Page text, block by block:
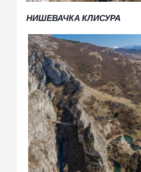
НИШЕВАЧКА КЛИСУРА